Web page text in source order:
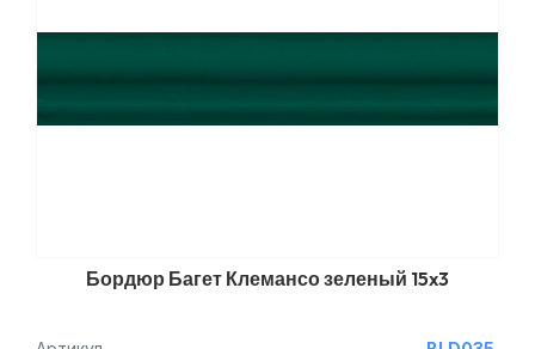
Бордюр Багет Клемансо зеленый 15x3